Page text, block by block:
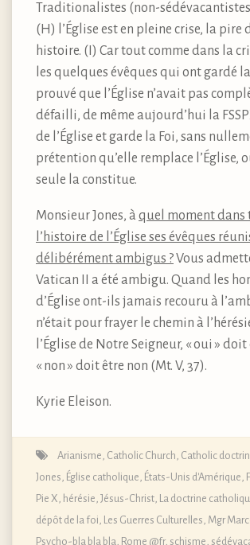
Traditionalistes (non-
(H) l’Église est en pleine crise, la pire
histoire. (I) Car tout comme dans la
les quelques évêques qui ont gardé
prouvé que l’Église n’avait pas
défailli, de même aujourd’hui la
de l’Église et garde la Foi, sans
prétention qu’elle remplace l’Église,
seule la constitue.
Monsieur Jones, à quel moment dans
l’histoire de l’Église ses évêques
délibérément ambigus ?Vous
Vatican II a été ambigu. Quand les
d’Église ont-ils jamais recouru à
n’était pour frayer le chemin à
l’Église de Notre Seigneur, « oui »
« non » doit être non (Mt. V, 37).
Kyrie Eleison.
Arianisme, Catholic Church, Catholic
Jones, Église catholique, États-Unis d'Amérique,
Pie X, hérésie, Jésus-Christ, La doctrine
dépôt de la foi, Les Guerres Culturelles, Mgr
Psycho-bla bla bla, Rome @fr, schisme,